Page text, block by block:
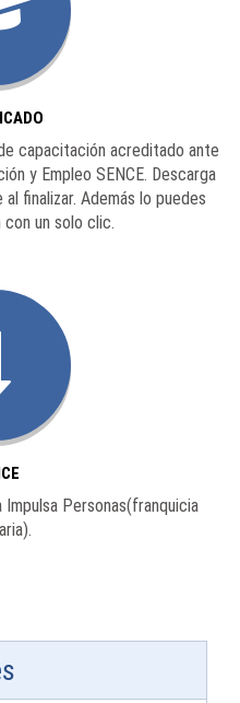
capacitación acreditado ante
y Empleo SENCE. Descarga
finalizar. Además lo puedes
con un solo clic.
Personas(franquicia